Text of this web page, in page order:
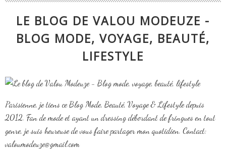
LE BLOG DE VALOU MODEUZE -
BLOG MODE, VOYAGE, BEAUTÉ,
LIFESTYLE
Parisienne, je tiens ce Blog Mode, Beauté, Voyage & Lifestyle depuis
2012. Fan de mode et ayant un dressing débordant de fringues en tout
genre, je suis heureuse de vous faire partager mon quotidien. Contact:
valoumodeuze@gmail.com